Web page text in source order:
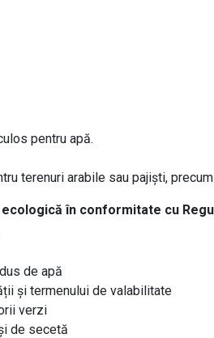
pentru apă.
terenuri arabile sau pajiști,
în conformitate cu
de apă
și termenului de valabilitate
verzi
de secetă